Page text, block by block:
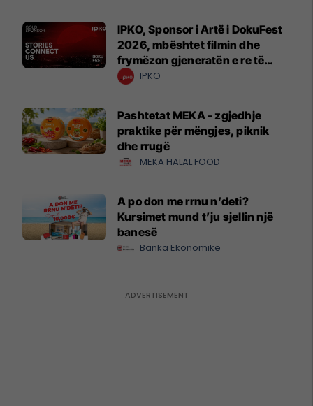
IPKO, Sponsor i Artë i DokuFest
2026, mbështet filmin dhe
frymëzon gjeneratën e re të
krijuesve
IPKO
Pashtetat MEKA - zgjedhje
praktike për mëngjes, piknik
dhe rrugë
MEKA HALAL FOOD
A po don me rrnu n’deti?
Kursimet mund t’ju sjellin një
banesë
Banka Ekonomike